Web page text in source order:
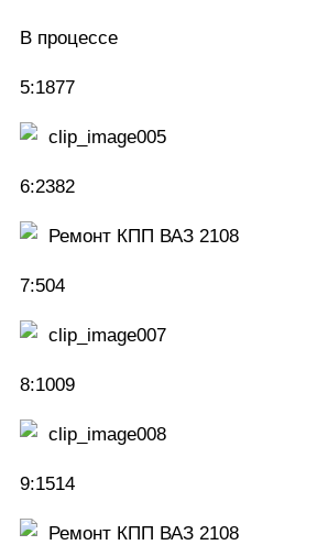
В процессе
5:1877
6:2382
7:504
8:1009
9:1514